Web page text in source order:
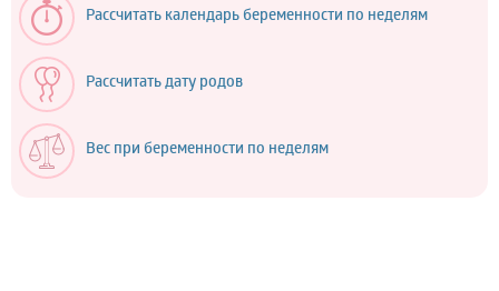
Рассчитать календарь беременности по неделям
Рассчитать дату родов
Вес при беременности по неделям